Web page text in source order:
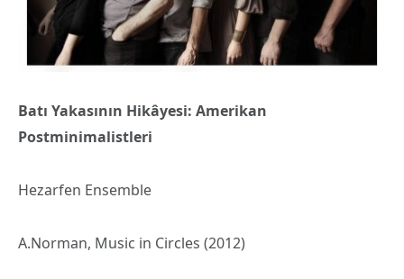
Batı Yakasının Hikâyesi: Amerikan
Postminimalistleri
Hezarfen Ensemble
A.Norman, Music in Circles (2012)